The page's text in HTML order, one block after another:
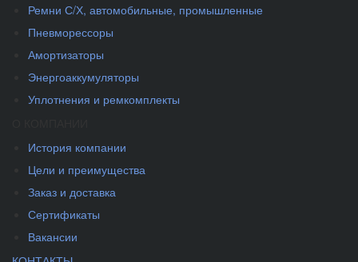
Ремни С/Х, автомобильные, промышленные
Пневморессоры
Амортизаторы
Энергоаккумуляторы
Уплотнения и ремкомплекты
История компании
Цели и преимущества
Заказ и доставка
Сертификаты
Вакансии